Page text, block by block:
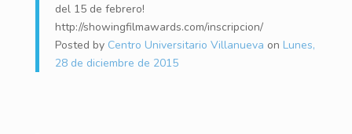
del 15 de febrero!
http://showingfilmawards.com/inscripcion/
Posted by Centro Universitario Villanueva on Lunes,
28 de diciembre de 2015